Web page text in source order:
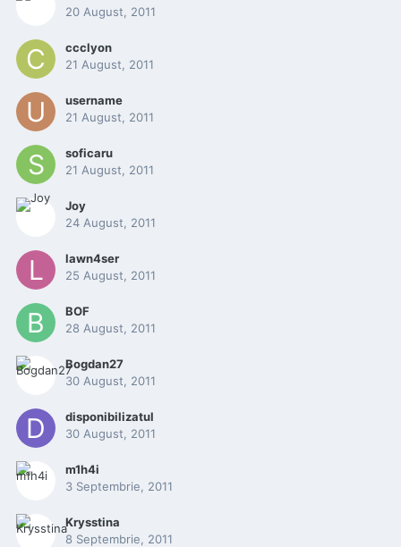
20 August, 2011
ccclyon
21 August, 2011
username
21 August, 2011
soficaru
21 August, 2011
Joy
24 August, 2011
lawn4ser
25 August, 2011
BOF
28 August, 2011
Bogdan27
30 August, 2011
disponibilizatul
30 August, 2011
m1h4i
3 Septembrie, 2011
Krysstina
8 Septembrie, 2011